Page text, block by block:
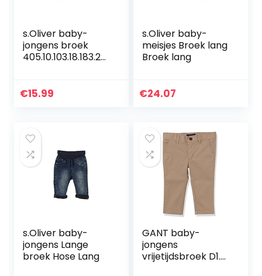
s.Oliver baby-
jongens broek
405.10.103.18.183.20
€15.99
s.Oliver baby-
meisjes Broek lang
Broek lang
€24.07
s.Oliver baby-
jongens Lange
broek Hose Lang
GANT baby-
jongens
vrijetijdsbroek D1.